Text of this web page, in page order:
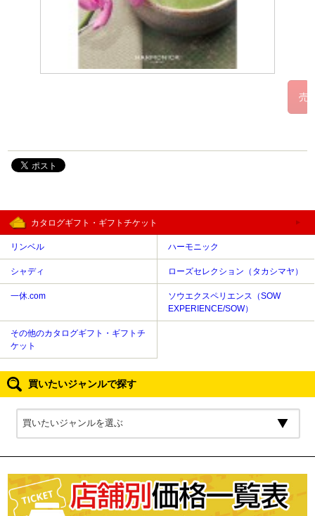
カタログギフト・ギフトチケット
リンベル ハーモニック
シャディ ローズセレクション（タカシマヤ）
一休.com
ソウエクスペリエンス（SOW
EXPERIENCE/SOW）
その他のカタログギフト・ギフトチ
ケット
買いたいジャンルで探す